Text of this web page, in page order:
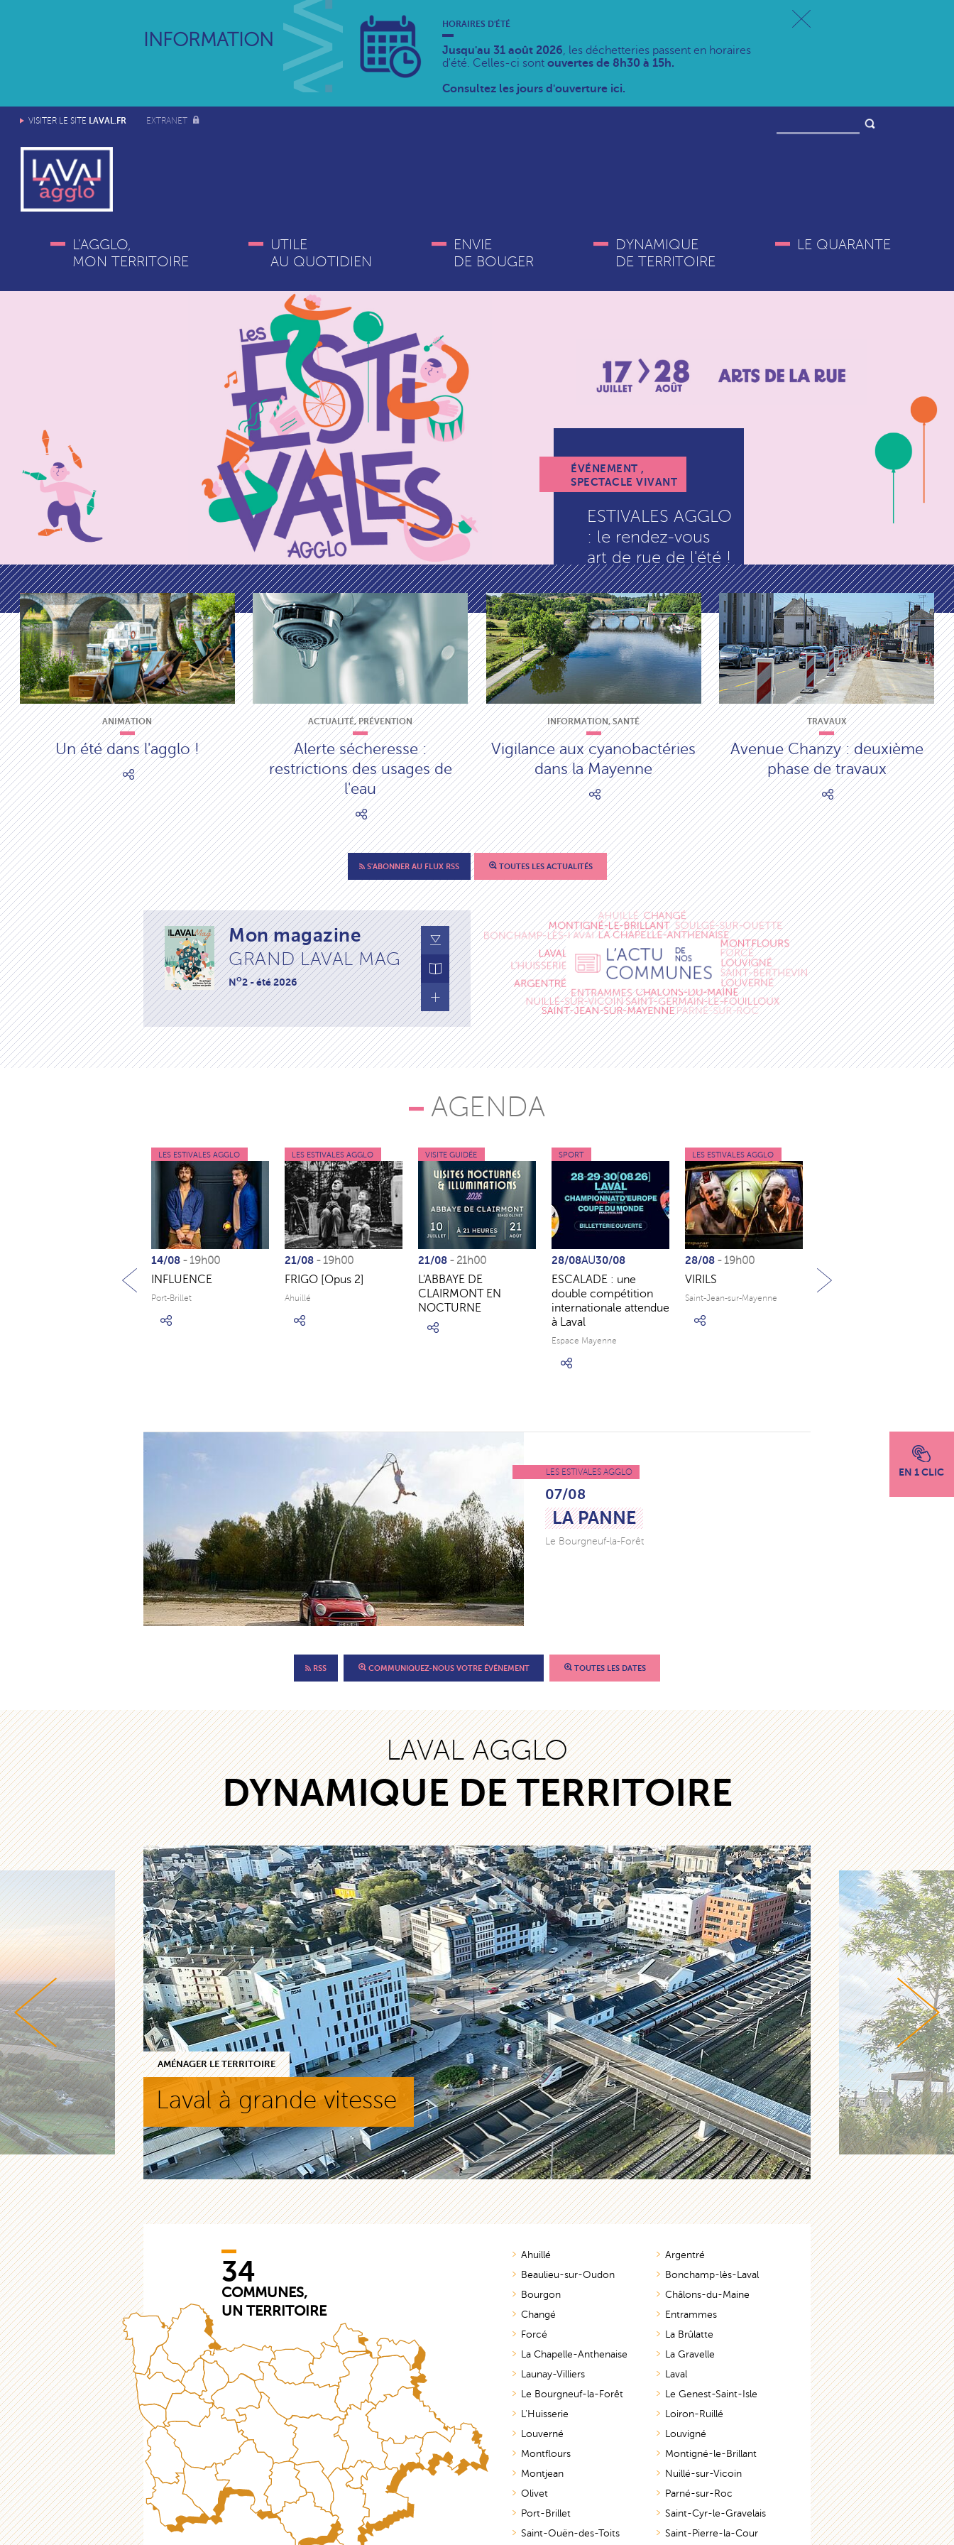
INFORMATION
HORAIRES D'ÉTÉ
Jusqu'au 31 août 2026, les déchetteries passent en horaires
d'été. Celles-ci sont ouvertes de 8h30 à 15h.
Consultez les jours d'ouverture ici.
VISITER LE SITE LAVAL.FR EXTRANET
L'AGGLO,
MON TERRITOIRE
UTILE
AU QUOTIDIEN
ENVIE
DE BOUGER
DYNAMIQUE
DE TERRITOIRE
LE QUARANTE
EN 1 CLIC
ÉVÉNEMENT ,
SPECTACLE VIVANT
ESTIVALES AGGLO
: le rendez-vous
art de rue de l'été !
ANIMATION
Un été dans l'agglo !
ACTUALITÉ, PRÉVENTION
Alerte sécheresse :
restrictions des usages de
l'eau
INFORMATION, SANTÉ
Vigilance aux cyanobactéries
dans la Mayenne
TRAVAUX
Avenue Chanzy : deuxième
phase de travaux
S'ABONNER AU FLUX RSS TOUTES LES ACTUALITÉS
Mon magazine
GRAND LAVAL MAG
No2 - été 2026
AGENDA
LES ESTIVALES AGGLO
14/08 - 19h00
INFLUENCE
Port-Brillet
LES ESTIVALES AGGLO
21/08 - 19h00
FRIGO [Opus 2]
Ahuillé
VISITE GUIDÉE
21/08 - 21h00
L'ABBAYE DE
CLAIRMONT EN
NOCTURNE
SPORT
28/08AU30/08
ESCALADE : une
double compétition
internationale attendue
à Laval
Espace Mayenne
LES ESTIVALES AGGLO
28/08 - 19h00
VIRILS
Saint-Jean-sur-Mayenne
LES MÉDIÉVALES DE
L'ABBAYE DE
LES ESTIVALES AGGLO
07/08
LA PANNE
Le Bourgneuf-la-Forêt
RSS COMMUNIQUEZ-NOUS VOTRE ÉVÉNEMENT TOUTES LES DATES
LAVAL AGGLO
DYNAMIQUE DE TERRITOIRE
AMÉNAGER LE TERRITOIRE
Laval à grande vitesse
34
COMMUNES,
UN TERRITOIRE
Ahuillé
Argentré
Beaulieu-sur-Oudon
Bonchamp-lès-Laval
Bourgon
Châlons-du-Maine
Changé
Entrammes
Forcé
La Brûlatte
La Chapelle-Anthenaise
La Gravelle
Launay-Villiers
Laval
Le Bourgneuf-la-Forêt
Le Genest-Saint-Isle
L'Huisserie
Loiron-Ruillé
Louverné
Louvigné
Montflours
Montigné-le-Brillant
Montjean
Nuillé-sur-Vicoin
Olivet
Parné-sur-Roc
Port-Brillet
Saint-Cyr-le-Gravelais
Saint-Ouën-des-Toits
Saint-Pierre-la-Cour